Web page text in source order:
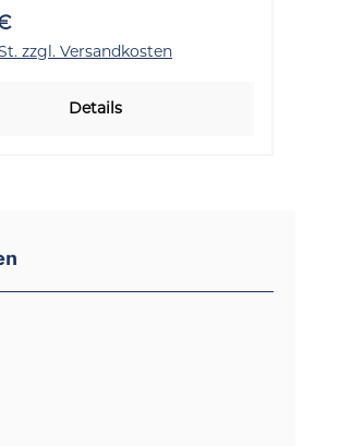
zzgl. Versandkosten
Details